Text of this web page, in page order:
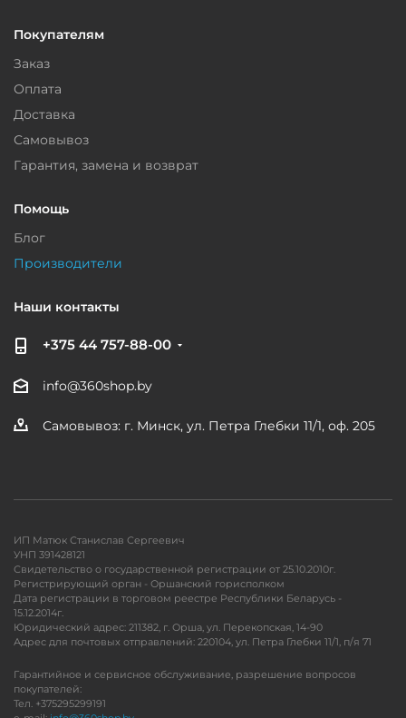
Покупателям
Заказ
Оплата
Доставка
Самовывоз
Гарантия, замена и возврат
Помощь
Блог
Производители
Наши контакты
+375 44 757-88-00
info@360shop.by
Самовывоз: г. Минск, ул. Петра Глебки 11/1, оф. 205
ИП Матюк Станислав Сергеевич
УНП 391428121
Свидетельство о государственной регистрации от 25.10.2010г.
Регистрирующий орган - Оршанский горисполком
Дата регистрации в торговом реестре Республики Беларусь -
15.12.2014г.
Юридический адрес: 211382, г. Орша, ул. Перекопская, 14-90
Адрес для почтовых отправлений: 220104, ул. Петра Глебки 11/1, п/я 71
Гарантийное и сервисное обслуживание, разрешение вопросов
покупателей:
Тел. +375295299191